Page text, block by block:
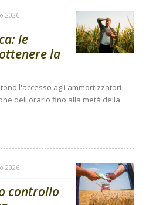
2026
le
la
l'accesso agli ammortizzatori
dell'orario fino alla metà della
2026
controllo